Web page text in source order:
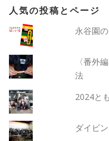
人気の投稿とページ
永谷園
〈番外
法
2024と
ダイビ